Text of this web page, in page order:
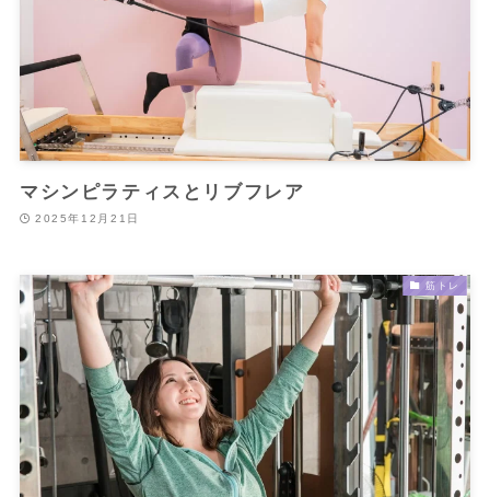
マシンピラティスとリブフレア
2025年12月21日
筋トレ